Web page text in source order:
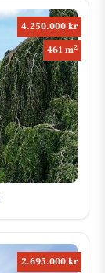
4.250.000 kr
461 m2
2.695.000 kr